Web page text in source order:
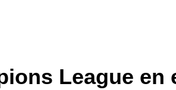
League